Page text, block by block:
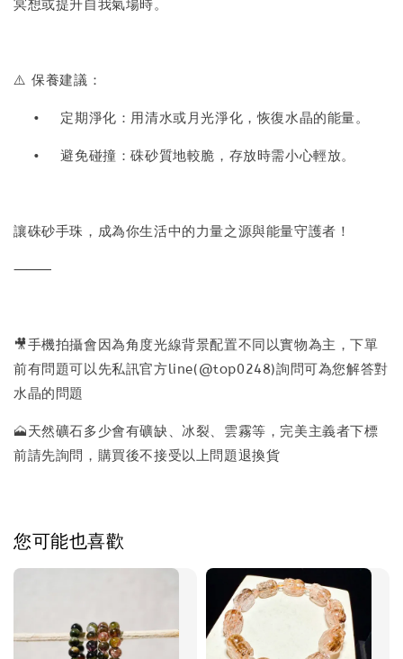
冥想或提升自我氣場時。
⚠️ 保養建議：
• 定期淨化：用清水或月光淨化，恢復水晶的能量。
• 避免碰撞：硃砂質地較脆，存放時需小心輕放。
讓硃砂手珠，成為你生活中的力量之源與能量守護者！
⸻
🎥手機拍攝會因為角度光線背景配置不同以實物為主，下單
前有問題可以先私訊官方line(@top0248)詢問可為您解答對
水晶的問題
🗻天然礦石多少會有礦缺、冰裂、雲霧等，完美主義者下標
前請先詢問，購買後不接受以上問題退換貨
您可能也喜歡